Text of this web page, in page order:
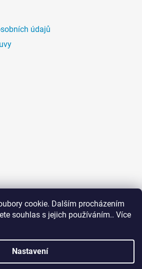
cookie. Dalším procházením
souhlas s jejich používáním.. Více
Nastavení
údajů